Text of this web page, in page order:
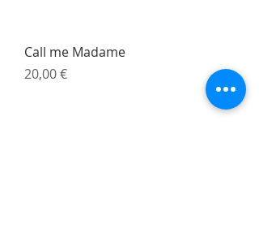
Call me Madame
Prix
20,00 €